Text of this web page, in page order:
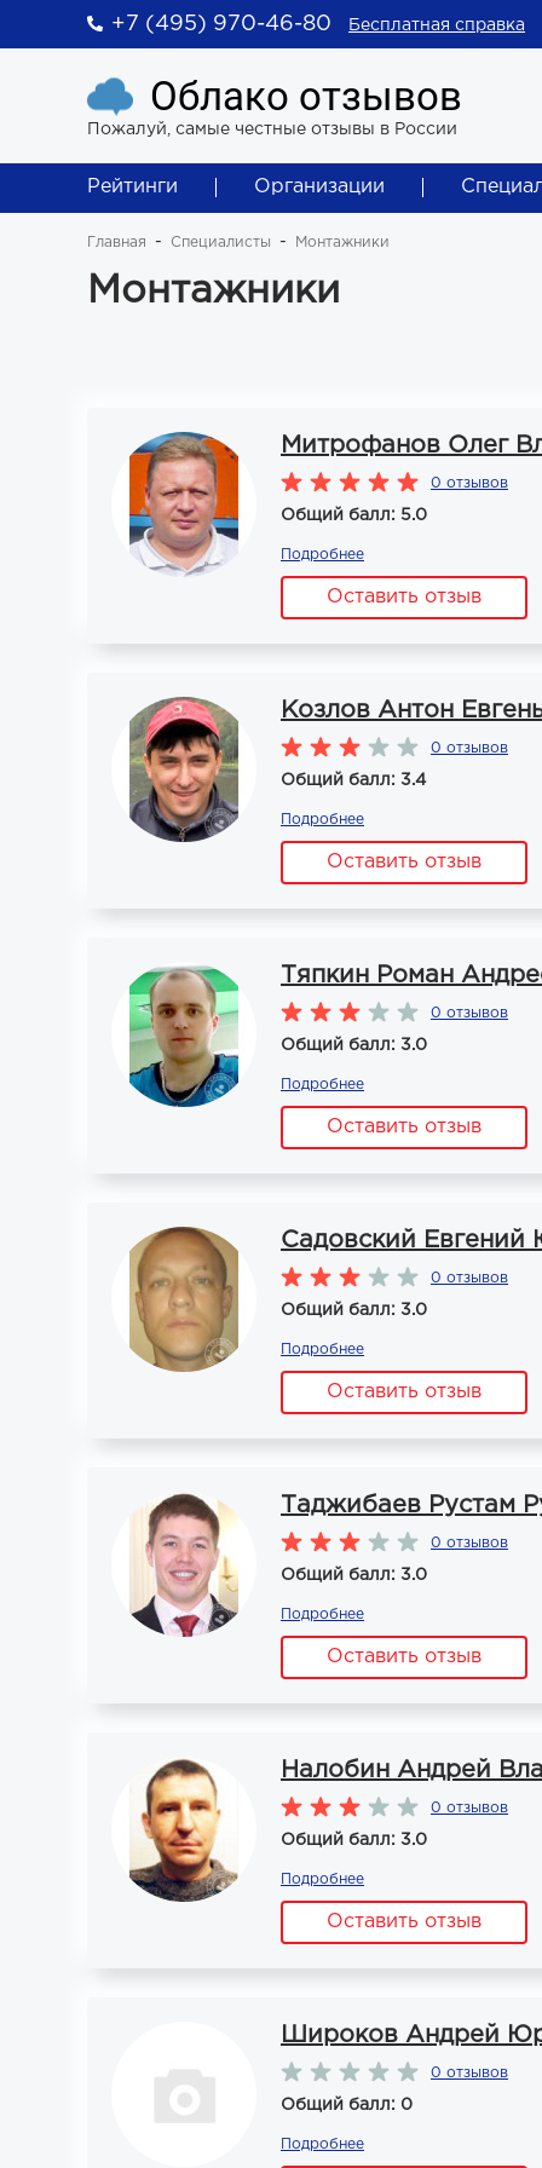
+7 (495) 970-46-80 Бесплатная справка
Облако отзывов
Пожалуй, самые честные отзывы в России
Рейтинги Организации
Главная Специалисты Монтажники
Монтажники
Митрофанов Олег
0 отзывов
Общий балл: 5.0
Подробнее
Оставить отзыв
Козлов Антон
0 отзывов
Общий балл: 3.4
Подробнее
Оставить отзыв
Тяпкин Роман
0 отзывов
Общий балл: 3.0
Подробнее
Оставить отзыв
Садовский Евгений
0 отзывов
Общий балл: 3.0
Подробнее
Оставить отзыв
Таджибаев Рустам
0 отзывов
Общий балл: 3.0
Подробнее
Оставить отзыв
Налобин Андрей
0 отзывов
Общий балл: 3.0
Подробнее
Оставить отзыв
Широков Андрей
0 отзывов
Общий балл: 0
Подробнее